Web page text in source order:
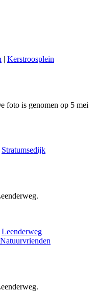
| Kerstroosplein
foto is genomen op 5 mei
Stratumsedijk
Leenderweg